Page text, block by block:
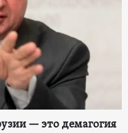
— это демагогия